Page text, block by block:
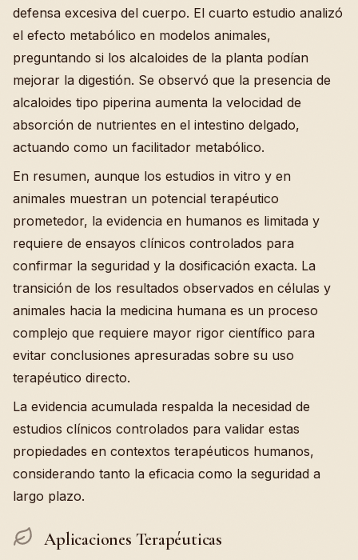
defensa excesiva del cuerpo. El cuarto estudio analizó
el efecto metabólico en modelos animales,
preguntando si los alcaloides de la planta podían
mejorar la digestión. Se observó que la presencia de
alcaloides tipo piperina aumenta la velocidad de
absorción de nutrientes en el intestino delgado,
actuando como un facilitador metabólico.
En resumen, aunque los estudios in vitro y en
animales muestran un potencial terapéutico
prometedor, la evidencia en humanos es limitada y
requiere de ensayos clínicos controlados para
confirmar la seguridad y la dosificación exacta. La
transición de los resultados observados en células y
animales hacia la medicina humana es un proceso
complejo que requiere mayor rigor científico para
evitar conclusiones apresuradas sobre su uso
terapéutico directo.
La evidencia acumulada respalda la necesidad de
estudios clínicos controlados para validar estas
propiedades en contextos terapéuticos humanos,
considerando tanto la eficacia como la seguridad a
largo plazo.
Aplicaciones Terapéuticas